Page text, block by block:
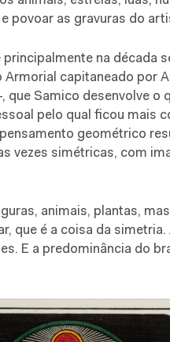
povoar as gravuras do
na década
capitaneado por
que Samico desenvolve o
pelo qual ficou mais
geométrico
vezes simétricas, com
animais, plantas,
que é a coisa da
E a predominância do